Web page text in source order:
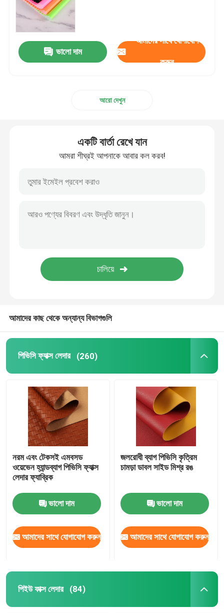
প্যাকেজিং চামড়া
সিলিকন চামড়া কাপড়
ভালো দাম
আমাদের সাথে যোগাযোগ
করুন
আরো দেখুন
একটি বার্তা রেখে যান
আমরা শীঘ্রই আপনাকে আবার কল করব!
আমাদের কাছ থেকে অন্যান্য বিভাগগুলি
পিভিসি ফ্যাক্স লেদার (260)
নরম এবং টেকসই এমবসড
ওয়েভেন হ্যান্ডব্যাগ পিভিসি ফ্যাক্স
লেদার ফ্যাব্রিক
ভালো দাম
আমাদের সাথে যোগাযোগ করুন
জলরোধী ব্যাগ পিভিসি কৃত্রিম
চামড়া ডাবল সাইড মিশ্র রঙ
ভালো দাম
আমাদের সাথে যোগাযোগ করুন
পিইউ ফাক্স লেদার (84)